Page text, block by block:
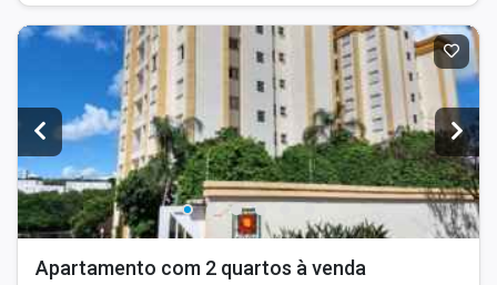
Apartamento com 2 quartos à venda